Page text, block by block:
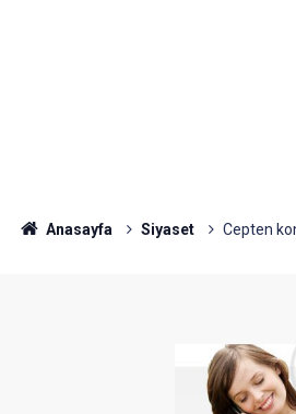
Anasayfa Siyaset Cepten